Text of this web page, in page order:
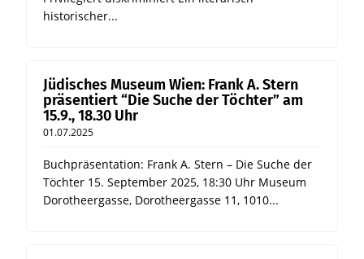
historischer...
Jüdisches Museum Wien: Frank A. Stern
präsentiert “Die Suche der Töchter” am
15.9., 18.30 Uhr
01.07.2025
Buchpräsentation: Frank A. Stern – Die Suche der
Töchter 15. September 2025, 18:30 Uhr Museum
Dorotheergasse, Dorotheergasse 11, 1010...